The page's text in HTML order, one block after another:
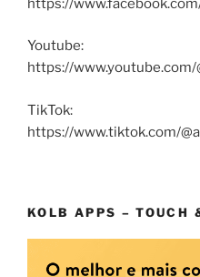
https://
Youtube:
https://
TikTok:
https://www.tiktok.com/
KOLB APPS – TOUCH